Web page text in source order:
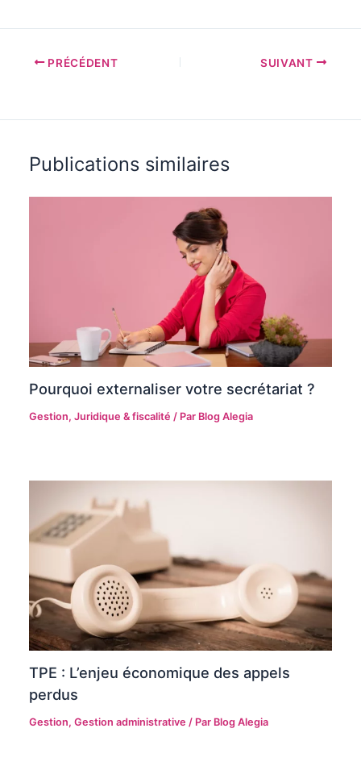
PRÉCÉDENT SUIVANT
Publications similaires
Pourquoi externaliser votre secrétariat ?
Gestion,Juridique & fiscalité / Par Blog Alegia
TPE : L’enjeu économique des appels
perdus
Gestion,Gestion administrative / Par Blog Alegia